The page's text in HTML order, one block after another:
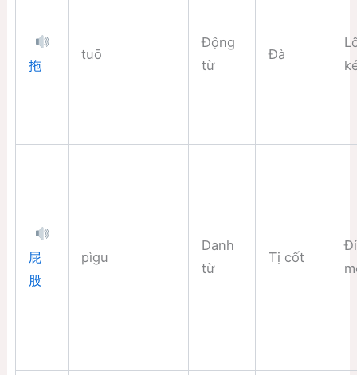
拖
tuō
Động
từ
Đà
屁
股
pìgu
Danh
từ
Tị cốt